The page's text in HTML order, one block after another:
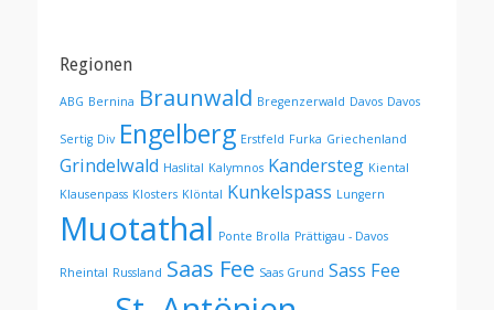
Regionen
ABG Bernina Braunwald Bregenzerwald Davos Davos
Sertig Div Engelberg Erstfeld Furka Griechenland
Grindelwald Haslital Kalymnos Kandersteg Kiental
Klausenpass Klosters Klöntal Kunkelspass Lungern
Muotathal Ponte Brolla Prättigau - Davos
Rheintal Russland Saas Fee Saas Grund Sass Fee